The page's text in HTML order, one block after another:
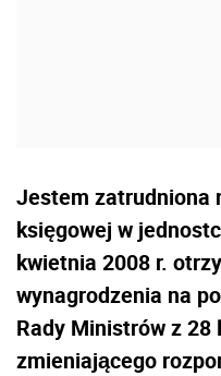
Jestem zatrudniona
księgowej w
kwietnia 2008 r.
wynagrodzenia na
Rady Ministrów z 28
zmieniającego